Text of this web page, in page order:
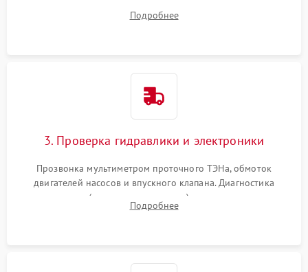
циркуляционному насосу, ТЭНу и сливной помпе.
Подробнее
3. Проверка гидравлики и электроники
Прозвонка мультиметром проточного ТЭНа, обмоток
двигателей насосов и впускного клапана. Диагностика
прессостата (датчика уровня воды), датчика мутности,
концевика дверцы и электронного модуля управления.
Подробнее